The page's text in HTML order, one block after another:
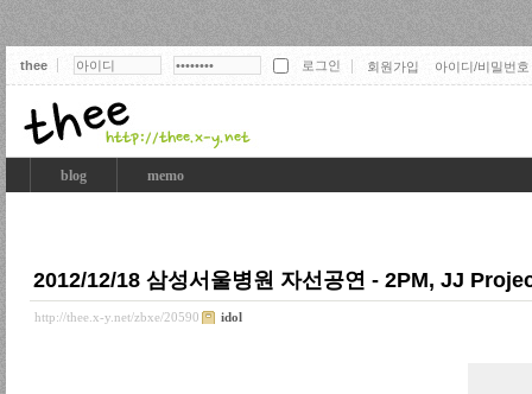
thee 회원가입 아이디/비밀번
blog memo
2012/12/18 삼성서울병원 자선공연 - 2PM, JJ
http://thee.x-y.net/zbxe/20590 idol